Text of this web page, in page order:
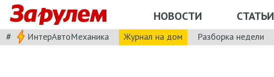
НОВОСТИ СТАТЬИ
# ИнтерАвтоМеханика Журнал на дом Разборка недели